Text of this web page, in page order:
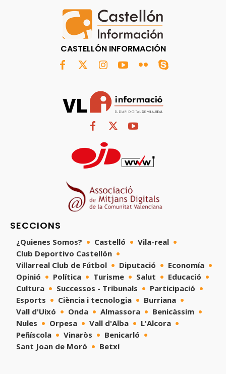
CASTELLÓN INFORMACIÓN
SECCIONS
¿Quienes Somos? Castelló
Vila-real
Club Deportivo Castellón
Villarreal Club de Fútbol
Diputació
Economía
Opinió
Política Turisme Salut
Educació
Cultura
Successos - Tribunals
Participació
Esports
Ciència i tecnologia
Burriana
Vall d'Uixó
Onda Almassora
Benicàssim
Nules
Orpesa Vall d'Alba
L'Alcora
Peñíscola
Vinaròs
Benicarló
Sant Joan de Moró
Betxí